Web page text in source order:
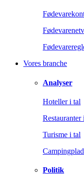
Vores branche
Analyser
Hoteller i tal
Restauranter
Turisme i tal
Politik